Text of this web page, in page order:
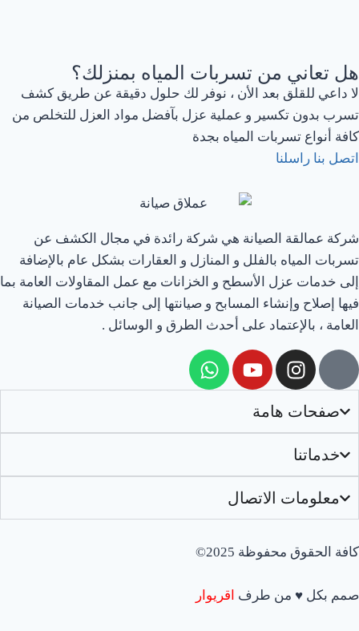
هل تعاني من تسربات المياه بمنزلك؟
لا داعي للقلق بعد الأن ، نوفر لك حلول دقيقة عن طريق كشف
تسرب بدون تكسير و عملية عزل بآفضل مواد العزل للتخلص من
كافة أنواع تسربات المياه بجدة
اتصل بنا راسلنا
شركة عمالقة الصيانة هي شركة رائدة في مجال الكشف عن
تسربات المياه بالفلل و المنازل و العقارات بشكل عام بالإضافة
إلى خدمات عزل الأسطح و الخزانات مع عمل المقاولات العامة بما
فيها إصلاح وإنشاء المسابح و صيانتها إلى جانب خدمات الصيانة
العامة ، بالإعتماد على أحدث الطرق و الوسائل .
صفحات هامة
خدماتنا
معلومات الاتصال
كافة الحقوق محفوظة 2025©
صمم بكل ♥ من طرف اقريوار